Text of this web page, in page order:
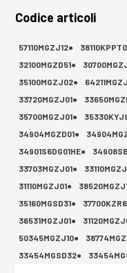
Codice articoli
57110MGZJ12●
32100MGZD51●
35100MGZJ02●
33720MGZJ01●
35700MGZJ01●
34904MGZD01●
34901S6DG01HE●
33703MGZJ01●
31110MGZJ01●
35160MGSD31●
36531MGZJ01●
50345MGZJ10●
33454MGSD32●